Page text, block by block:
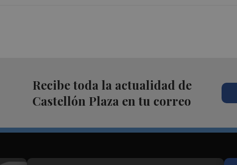
Recibe toda la actualidad de
Castellón Plaza en tu correo